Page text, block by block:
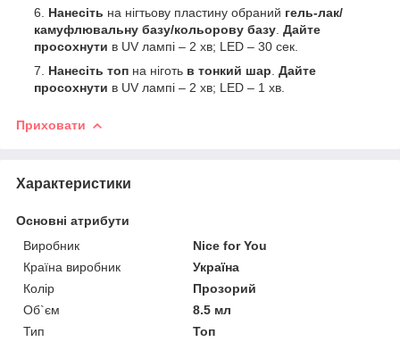
Нанесіть на нігтьову пластину обраний гель-лак/
камуфлювальну базу/кольорову базу Дайте
просохнути в UV лампі – 2 хв; LED – 30 сек.
Нанесіть топ на ніготь в тонкий шар Дайте
просохнути в UV лампі – 2 хв; LED – 1 хв.
Приховати
Характеристики
Основні атрибути
Виробник
Nice for You
Країна виробник
Україна
Колір
Прозорий
Об`єм
8.5 мл
Тип
Топ